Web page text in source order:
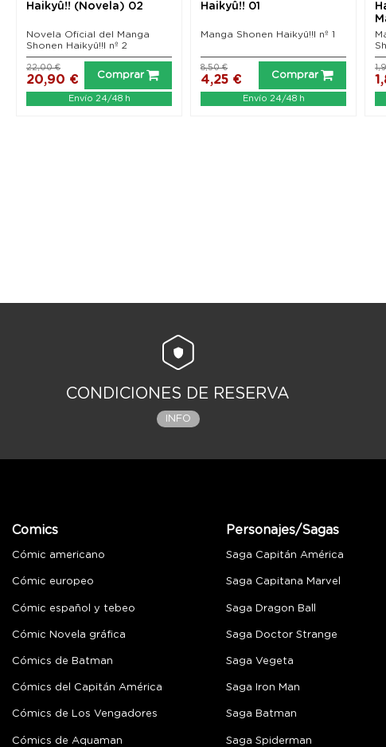
Haikyû!! (Novela) 02
Novela Oficial del Manga
Shonen Haikyû!!l nº 2
20,90 €
22,00 €
Comprar
Envío 24/48 h
Haikyû!! 01
Manga Shonen Haikyû!!l nº 1
4,25 €
8,50 €
Comprar
Envío 24/48 h
CONDICIONES DE RESERVA
INFO
Comics
Cómic americano
Cómic europeo
Cómic español y tebeo
Cómic Novela gráfica
Cómics de Batman
Cómics del Capitán América
Cómics de Los Vengadores
Cómics de Aquaman
Personajes/Sagas
Saga Capitán América
Saga Capitana Marvel
Saga Dragon Ball
Saga Doctor Strange
Saga Vegeta
Saga Iron Man
Saga Batman
Saga Spiderman